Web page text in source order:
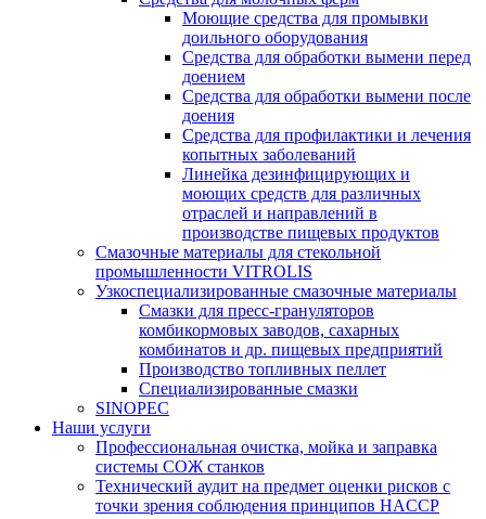
Моющие средства для промывки
доильного оборудования
Средства для обработки вымени перед
доением
Средства для обработки вымени после
доения
Средства для профилактики и лечения
копытных заболеваний
Линейка дезинфицирующих и
моющих средств для различных
отраслей и направлений в
производстве пищевых продуктов
Смазочные материалы для стекольной
промышленности VITROLIS
Узкоспециализированные смазочные материалы
Смазки для пресс-грануляторов
комбикормовых заводов, сахарных
комбинатов и др. пищевых предприятий
Производство топливных пеллет
Специализированные смазки
SINOPEC
Наши услуги
Профессиональная очистка, мойка и заправка
системы СОЖ станков
Технический аудит на предмет оценки рисков с
точки зрения соблюдения принципов HACCP